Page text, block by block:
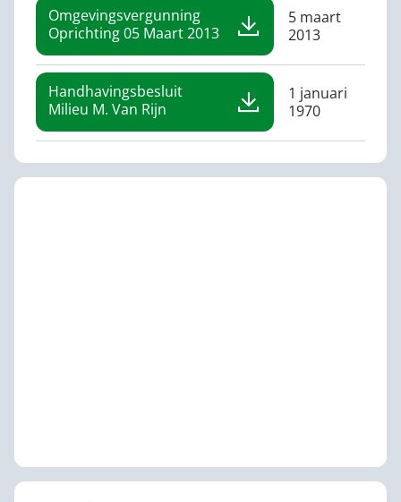
Omgevingsvergunning
Oprichting 05 Maart 2013
5 maart
2013
Handhavingsbesluit
Milieu M. Van Rijn
1 januari
1970